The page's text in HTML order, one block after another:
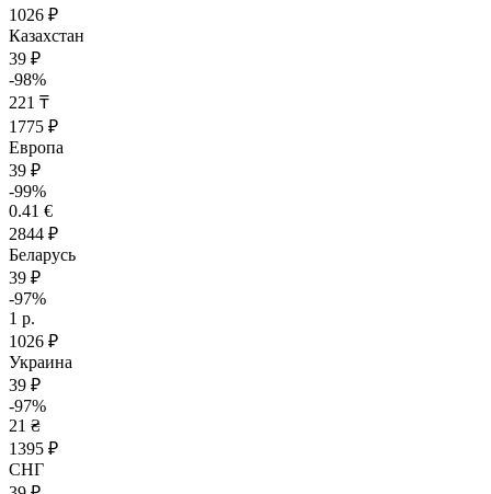
1026 ₽
Казахстан
39 ₽
-98%
221 ₸
1775 ₽
Европа
39 ₽
-99%
0.41 €
2844 ₽
Беларусь
39 ₽
-97%
1 р.
1026 ₽
Украина
39 ₽
-97%
21 ₴
1395 ₽
СНГ